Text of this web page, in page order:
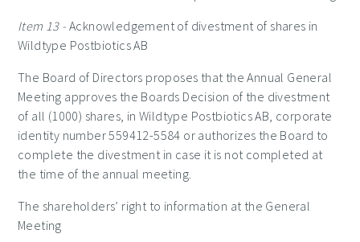
Item 13 - Acknowledgement of divestment of shares in
Wildtype Postbiotics AB
The Board of Directors proposes that the Annual General
Meeting approves the Boards Decision of the divestment
of all (1000) shares, in Wildtype Postbiotics AB, corporate
identity number559412-5584 or authorizes the Board to
complete the divestment in case it is not completed at
the time of the annual meeting.
The shareholders’ right to information at the General
Meeting